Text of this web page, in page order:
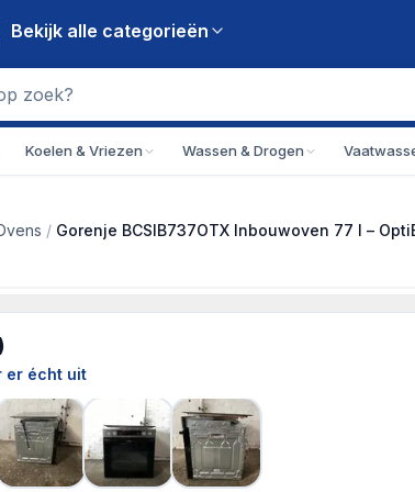
Bekijk alle categorieën
Koelen & Vriezen Wassen & Drogen
/ Gorenje BCSIB737OTX Inbouwoven 77 l –
er écht uit